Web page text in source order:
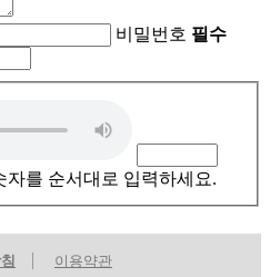
비밀번호 필수
자를 순서대로 입력하세요.
이용약관